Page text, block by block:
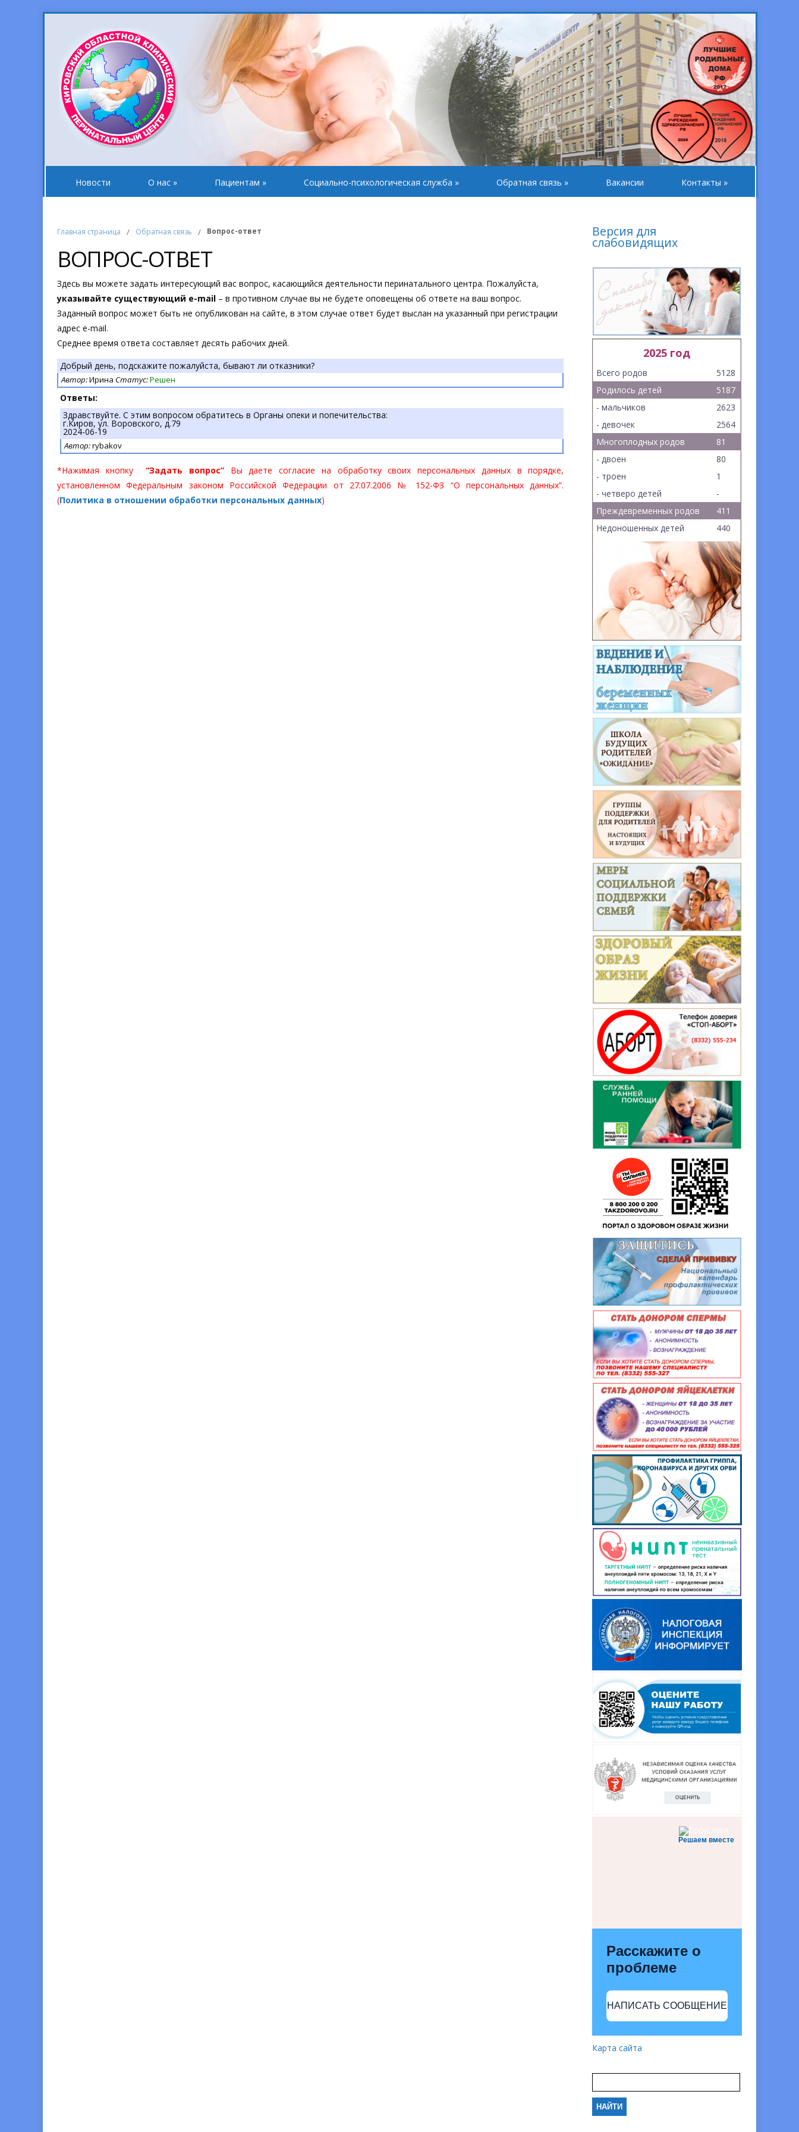
Новости О нас » Пациентам » Социально-психологическая служба » Обратная связь » Вакансии Контакты »
Главная страница / Обратная связь / Вопрос-ответ
ВОПРОС-ОТВЕТ
Здесь вы можете задать интересующий вас вопрос, касающийся деятельности перинатального центра. Пожалуйста,
указывайте существующий e-mail – в противном случае вы не будете оповещены об ответе на ваш вопрос.
Заданный вопрос может быть не опубликован на сайте, в этом случае ответ будет выслан на указанный при регистрации
адрес e-mail.
Среднее время ответа составляет десять рабочих дней.
Добрый день, подскажите пожалуйста, бывают ли отказники?
Автор:Ирина Статус:Решен
Ответы:
Здравствуйте. С этим вопросом обратитесь в Органы опеки и попечительства:
г.Киров, ул. Воровского, д.79
2024-06-19
Автор:rybakov
*Нажимая кнопку“Задать вопрос” Вы даете согласие на обработку своих персональных данных в порядке,
установленном Федеральным законом Российской Федерации от 27.07.2006 № 152-ФЗ “О персональных данных”.
(Политика в отношении обработки персональных данных)
Версия для
слабовидящих
2025 год
Всего родов
5128
Родилось детей
5187
- мальчиков
2623
- девочек
2564
Многоплодных родов
81
- двоен
80
- троен
1
- четверо детей
-
Преждевременных родов
411
Недоношенных детей
440
Решаем вместе
Расскажите о
проблеме
НАПИСАТЬ СООБЩЕНИЕ
Карта сайта